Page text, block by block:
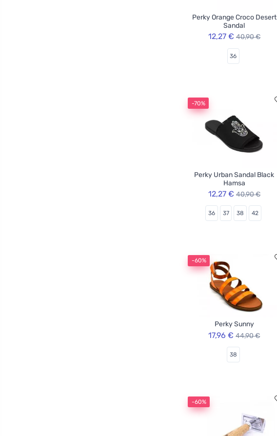
Perky Orange Croco Desert
Sandal
12,27 € 40,90 €
36
-70%
Perky Urban Sandal Black
Hamsa
12,27 € 40,90 €
36 37 38 42
-60%
Perky Sunny
17,96 € 44,90 €
38
-60%